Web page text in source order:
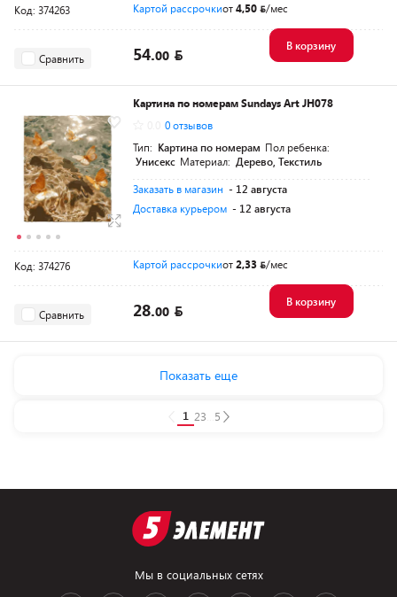
Код: 374263 Картой рассрочкиот4,50 /мес
Сравнить 54.00
В корзину
Картина по номерам Sundays Art JH078
0 отзывов
Тип: Картина по номерам Пол ребенка:
Унисекс Материал: Дерево, Текстиль
Заказать в магазин - 12 августа
Доставка курьером - 12 августа
Код: 374276 Картой рассрочкиот2,33 /мес
Сравнить 28.00
В корзину
Показать еще
1 23 5
Мы в социальных сетях